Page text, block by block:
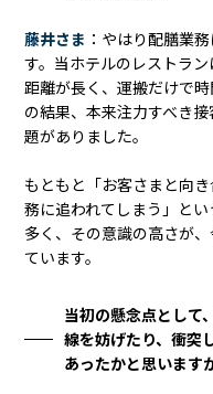
藤井さま ：やはり配膳業
す。当ホテルのレストラ
距離が長く、運搬だけで
の結果、本来注力すべき
題がありました。
もともと「お客さまと向
務に追われてしまう」と
多く、その意識の高さが
ています。
当初の懸念点として
線を妨げたり、衝突
あったかと思います